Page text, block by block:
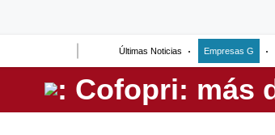
Últimas Noticias Empresas G